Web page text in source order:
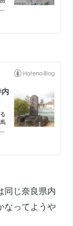
同じ奈良県内
なってようや